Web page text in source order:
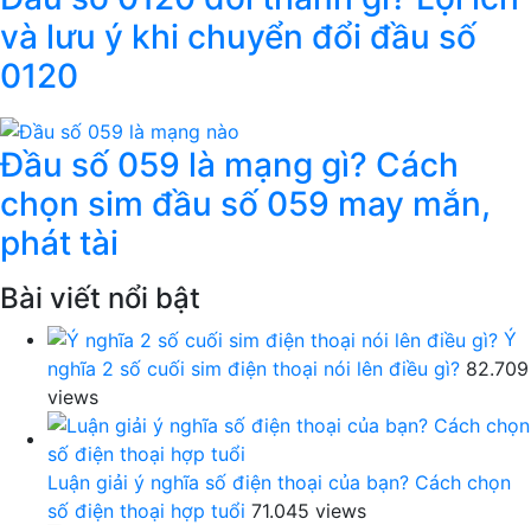
và lưu ý khi chuyển đổi đầu số
0120
Đầu số 059 là mạng gì? Cách
chọn sim đầu số 059 may mắn,
phát tài
Bài viết nổi bật
Ý
nghĩa 2 số cuối sim điện thoại nói lên điều gì? 82.709
views
Luận giải ý nghĩa số điện thoại của bạn? Cách chọn
số điện thoại hợp tuổi 71.045 views